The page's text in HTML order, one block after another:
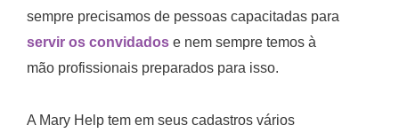
sempre precisamos de pessoas capacitadas para
servir os convidados e nem sempre temos à
mão profissionais preparados para isso.
A Mary Help tem em seus cadastros vários